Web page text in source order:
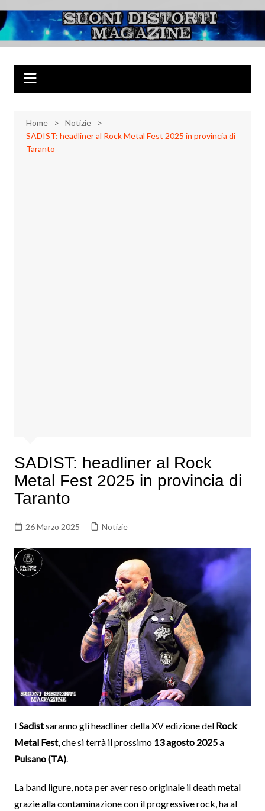
al
contenuto
Suoni Distorti
Magazine
Musica Rock, Metal, Punk e varie sonorità alternative
Home
Notizie
SADIST: headliner al Rock Metal Fest 2025 in provincia di
Taranto
SADIST: headliner al Rock
Metal Fest 2025 in provincia di
Taranto
26 Marzo 2025 Notizie
I Sadistsaranno gli headliner della XV edizione del Rock
Metal Fest, che si terrà il prossimo 13 agosto 2025a
Pulsano (TA).
La band ligure, nota per aver reso originale il death metal
grazie alla contaminazione con il progressive rock, ha al